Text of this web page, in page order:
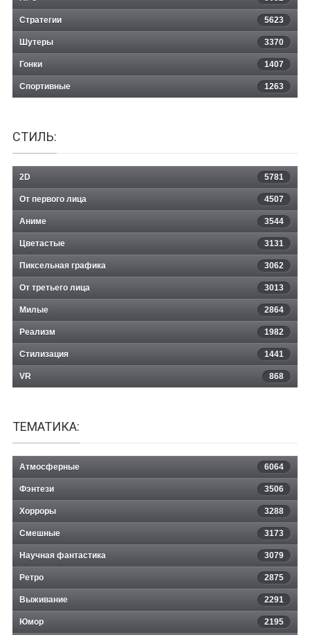
Стратегии 5623
Шутеры 3370
Гонки 1407
Спортивные 1263
СТИЛЬ:
2D 5781
От первого лица 4507
Аниме 3544
Цветастые 3131
Пиксельная графика 3062
От третьего лица 3013
Милые 2864
Реализм 1982
Стилизация 1441
VR 868
ТЕМАТИКА:
Атмосферные 6064
Фэнтези 3506
Хорроры 3288
Смешные 3173
Научная фантастика 3079
Ретро 2875
Выживание 2291
Юмор 2195